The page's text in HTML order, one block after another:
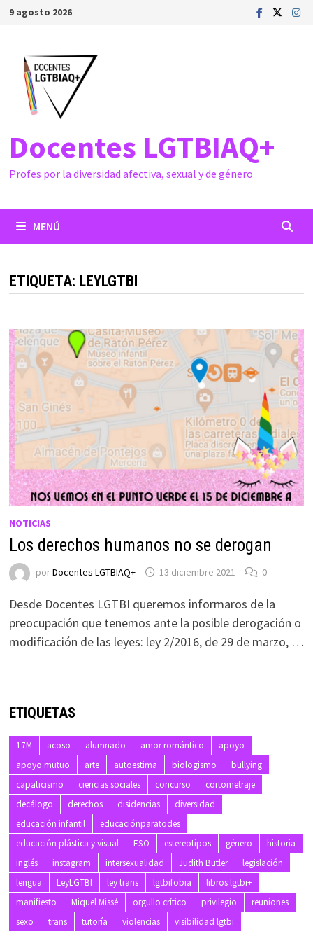
Saltar
9 agosto 2026
Docentes LGTBIAQ+
Profes por la diversidad afectiva, sexual y de género
MENÚ
ETIQUETA: LEYLGTBI
NOTICIAS
Los derechos humanos no se derogan
porDocentes LGTBIAQ+ 13 diciembre 2021 0
Desde Docentes LGTBI queremos informaros de la
preocupación que tenemos ante la posible derogación o
modificación de las leyes: ley 2/2016, de 29 de marzo, …
ETIQUETAS
17M acoso alumnado amor romántico
apoyo
apoyo mutuo
arte autoestima biologismo
bullying
capaticismo
ciencias sociales concurso
cortometraje
decálogo
derechos disidencias
diversidad
educación infantil
educaciónparatodes
educación plástica y visual
ESO estereotipos género
historia
inglés
instagram intersexualidad Judith Butler
legislación
lengua
LeyLGTBI ley trans lgtbifobia
libros lgtbi+
manifiesto
Miquel Missé orgullo crítico privilegio
reuniones
sexo
trans tutoría violencias visibilidad lgtbi